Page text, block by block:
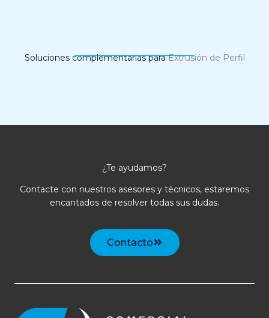
Soluciones complementarias paraExtrusión de Perfil
¿Te ayudamos?
Contacte con nuestros asesores y técnicos, estaremos
encantados de resolver todas sus dudas.
Contacto